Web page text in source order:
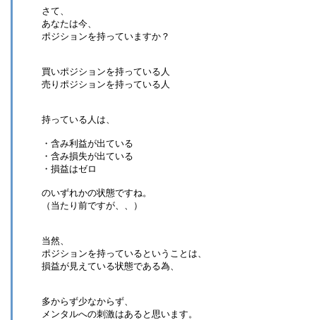
さて、
あなたは今、
ポジションを持っていますか？
買いポジションを持っている人
売りポジションを持っている人
持っている人は、
・含み利益が出ている
・含み損失が出ている
・損益はゼロ
のいずれかの状態ですね。
（当たり前ですが、、）
当然、
ポジションを持っているということは、
損益が見えている状態である為、
多からず少なからず、
メンタルへの刺激はあると思います。